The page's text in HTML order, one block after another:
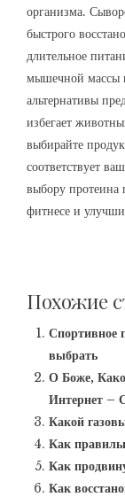
организма.
быстрого
длительное
мышечной массы
альтернативы
избегает
выбирайте
соответствует
выбору протеина
фитнесе и
Похожие
Спортивное
выбрать
О Боже,
Интернет –
Какой
Как
Как
Как